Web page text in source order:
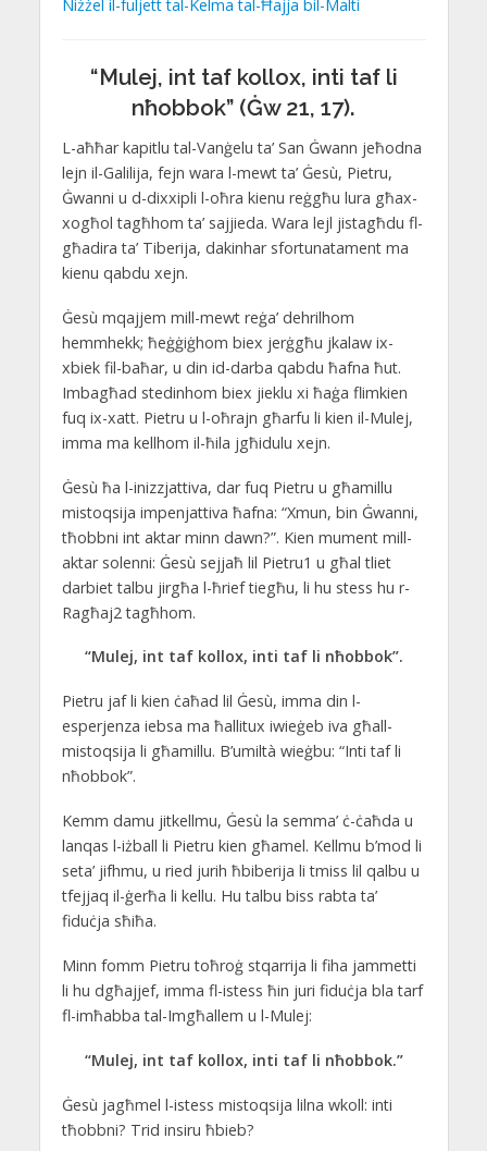
Niżżel il-fuljett tal-Kelma tal-Ħajja bil-Malti
“Mulej, int taf kollox, inti taf li
nħobbok” (Ġw 21, 17).
L-aħħar kapitlu tal-Vanġelu ta’ San Ġwann jeħodna
lejn il-Galilija, fejn wara l-mewt ta’ Ġesù, Pietru,
Ġwanni u d-dixxipli l-oħra kienu reġgħu lura għax-
xogħol tagħhom ta’ sajjieda. Wara lejl jistagħdu fl-
għadira ta’ Tiberija, dakinhar sfortunatament ma
kienu qabdu xejn.
Ġesù mqajjem mill-mewt reġa’ dehrilhom
hemmhekk; ħeġġiġhom biex jerġgħu jkalaw ix-
xbiek fil-baħar, u din id-darba qabdu ħafna ħut.
Imbagħad stedinhom biex jieklu xi ħaġa flimkien
fuq ix-xatt. Pietru u l-oħrajn għarfu li kien il-Mulej,
imma ma kellhom il-ħila jgħidulu xejn.
Ġesù ħa l-inizzjattiva, dar fuq Pietru u għamillu
mistoqsija impenjattiva ħafna: “Xmun, bin Ġwanni,
tħobbni int aktar minn dawn?”. Kien mument mill-
aktar solenni: Ġesù sejjaħ lil Pietru1 u għal tliet
darbiet talbu jirgħa l-ħrief tiegħu, li hu stess hu r-
Ragħaj2 tagħhom.
“Mulej, int taf kollox, inti taf li nħobbok”.
Pietru jaf li kien ċaħad lil Ġesù, imma din l-
esperjenza iebsa ma ħallitux iwieġeb iva għall-
mistoqsija li għamillu. B’umiltà wieġbu: “Inti taf li
nħobbok”.
Kemm damu jitkellmu, Ġesù la semma’ ċ-ċaħda u
lanqas l-iżball li Pietru kien għamel. Kellmu b’mod li
seta’ jifhmu, u ried jurih ħbiberija li tmiss lil qalbu u
tfejjaq il-ġerħa li kellu. Hu talbu biss rabta ta’
fiduċja sħiħa.
Minn fomm Pietru toħroġ stqarrija li fiha jammetti
li hu dgħajjef, imma fl-istess ħin juri fiduċja bla tarf
fl-imħabba tal-Imgħallem u l-Mulej:
“Mulej, int taf kollox, inti taf li nħobbok.”
Ġesù jagħmel l-istess mistoqsija lilna wkoll: inti
tħobbni? Trid insiru ħbieb?